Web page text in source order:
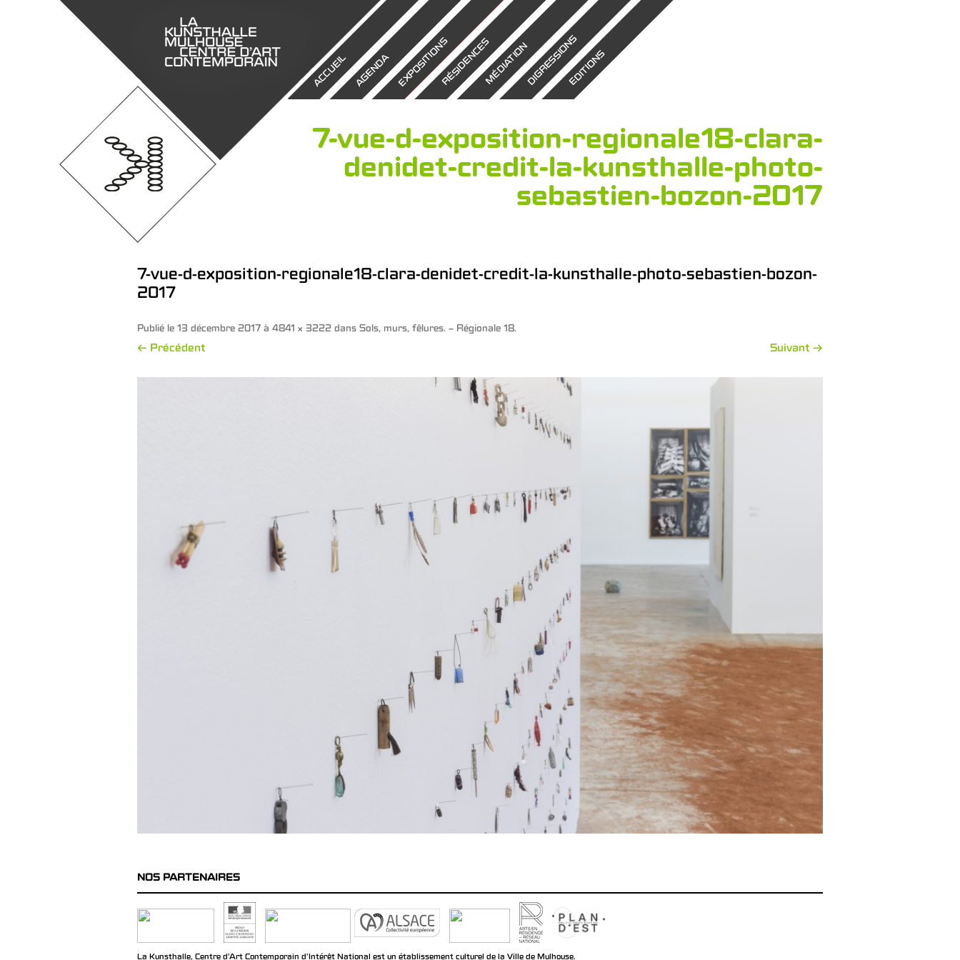
ACCUEILAGENDAEXPOSITIONSRÉSIDENCESMÉDIATIONDIGRESSIONSEDITIONS
7-vue-d-exposition-regionale18-clara-
denidet-credit-la-kunsthalle-photo-
sebastien-bozon-2017
7-vue-d-exposition-regionale18-clara-denidet-credit-la-kunsthalle-photo-sebastien-bozon-
2017
Publié le 13 décembre 2017 à 4841 × 3222 dans Sols, murs, fêlures. – Régionale 18.
← Précédent Suivant →
NOS PARTENAIRES
La Kunsthalle, Centre d’Art Contemporain d’Intérêt National est un établissement culturel de la Ville de Mulhouse.